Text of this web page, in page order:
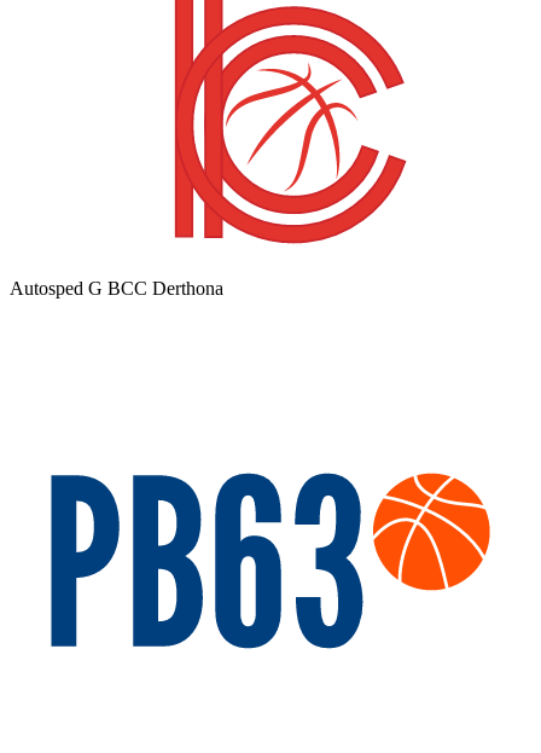
Autosped G BCC Derthona